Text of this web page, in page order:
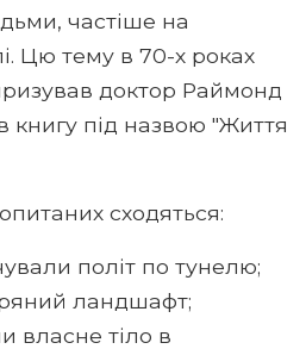
частіше на
Цю тему в 70-х роках
доктор Раймонд
книгу під назвою "Життя
сходяться:
політ по тунелю;
ландшафт;
власне тіло в